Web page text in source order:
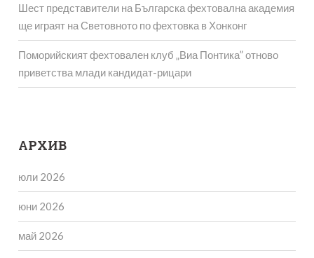
Шест представители на Българска фехтовална академия
ще играят на Световното по фехтовка в Хонконг
Поморийският фехтовален клуб „Виа Понтика” отново
приветства млади кандидат-рицари
АРХИВ
юли 2026
юни 2026
май 2026